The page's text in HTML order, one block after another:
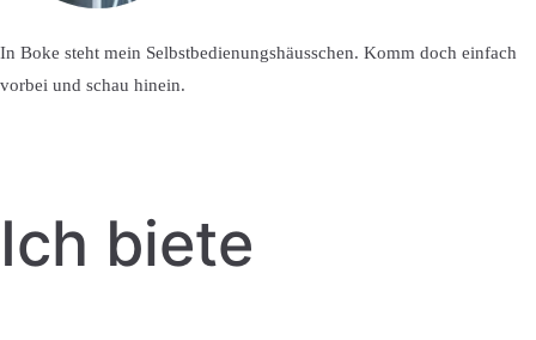
In Boke steht mein Selbstbedienungshäusschen. Komm doch einfach
vorbei und schau hinein.
Ich biete